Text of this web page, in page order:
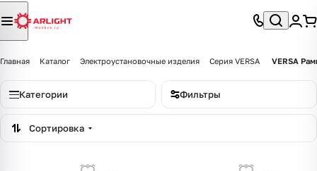
Главная Каталог Электроустановочные изделия Серия VERSA VERSA
Категории Фильтры
Сортировка